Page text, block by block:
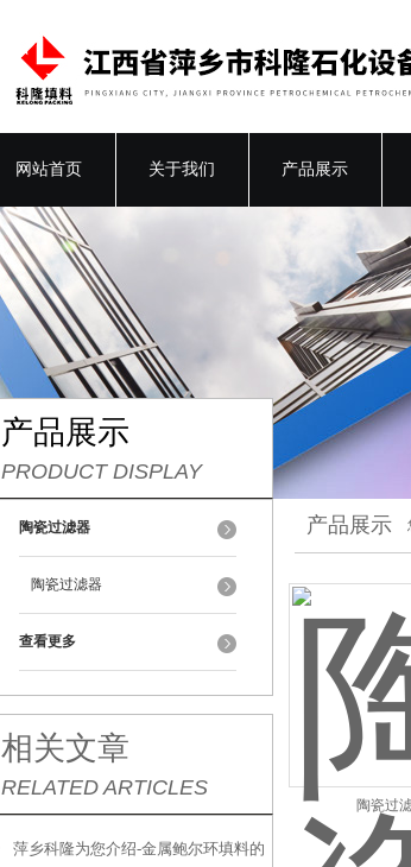
网站首页 关于我们 产品展示
产品展示
PRODUCT DISPLAY
陶瓷过滤器
陶瓷过滤器
查看更多
相关文章
RELATED ARTICLES
萍乡科隆为您介绍-金属鲍尔环填料的
产品展示
陶瓷过